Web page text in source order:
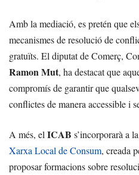
Amb la mediació, es pretén que
mecanismes de resolució de
gratuïts. El diputat de Comerç,
Ramon Mut, ha destacat que
compromís de garantir que
conflictes de manera accessible i
A més, el ICAB s’incorporarà a
Xarxa Local de Consum, creada
proposar formacions sobre